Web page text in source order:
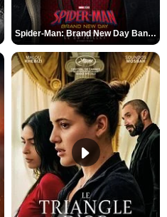
Spider-Man: Brand New Day Bande-annonce VO STFR